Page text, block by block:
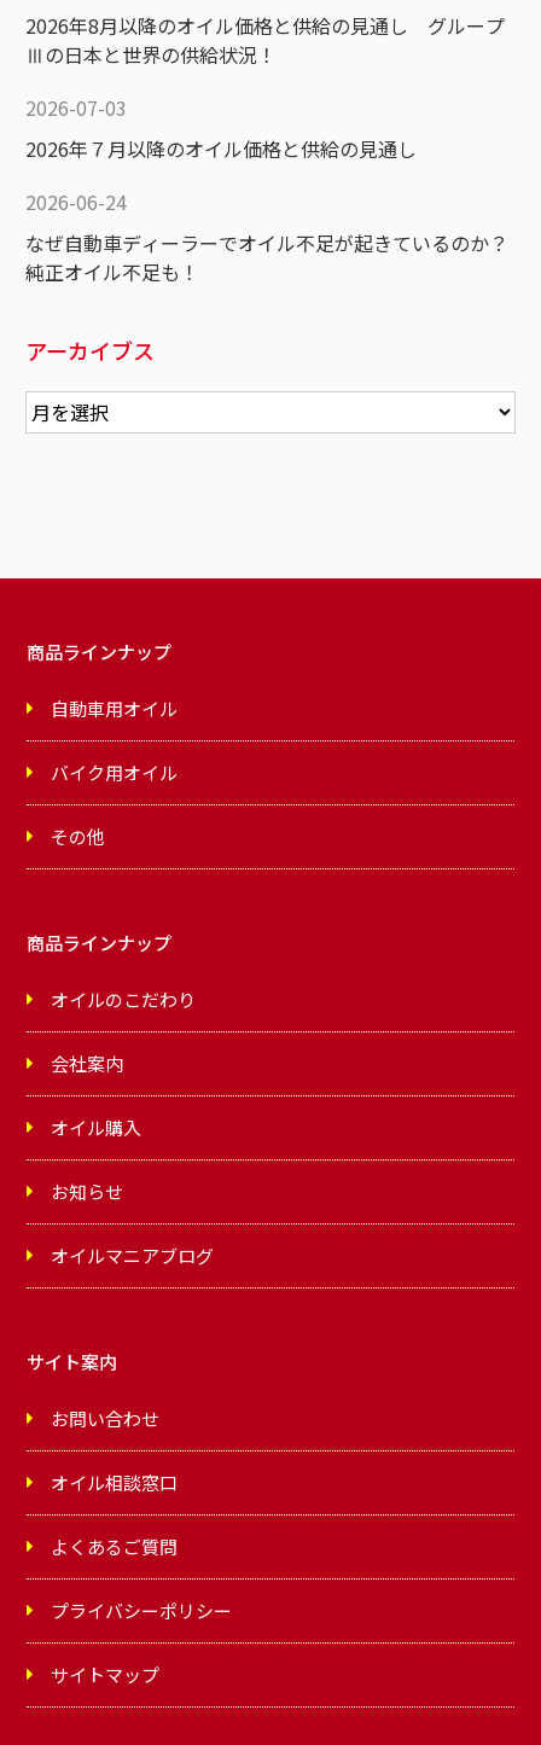
2026年8月以降のオイル価格と供給の見通し グループ
Ⅲの日本と世界の供給状況！
2026-07-03
2026年７月以降のオイル価格と供給の見通し
2026-06-24
なぜ自動車ディーラーでオイル不足が起きているのか？
純正オイル不足も！
アーカイブス
商品ラインナップ
自動車用オイル
バイク用オイル
その他
商品ラインナップ
オイルのこだわり
会社案内
オイル購入
お知らせ
オイルマニアブログ
サイト案内
お問い合わせ
オイル相談窓口
よくあるご質問
プライバシーポリシー
サイトマップ